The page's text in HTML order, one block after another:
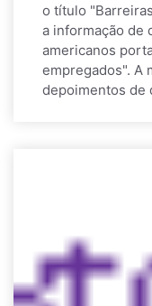
o título
a informação de
americanos
empregados". A
depoimentos de